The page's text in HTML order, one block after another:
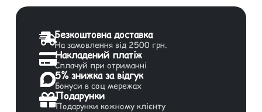
Безкоштовна доставка
На замовлення від 2500 грн.
Накладений платіж
Сплачуй при отриманні
5% знижка за відгук
Бонуси в соц мережах
Подарунки
Подарунки кожному клієнту